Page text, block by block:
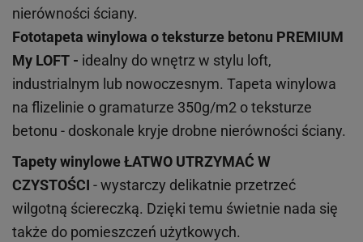
nierówności ściany.
Fototapeta winylowa oteksturze betonu PREMIUM
My LOFT - idealny do wnętrz w stylu loft,
industrialnym lub nowoczesnym. Tapeta winylowa
na flizelinie o gramaturze 350g/m2 o teksturze
betonu - doskonale kryje drobne nierówności ściany.
Tapety winyloweŁATWO UTRZYMAĆ W
CZYSTOŚCI - wystarczy delikatnie przetrzeć
wilgotną ściereczką. Dzięki temu świetnie nada się
także do pomieszczeń użytkowych.